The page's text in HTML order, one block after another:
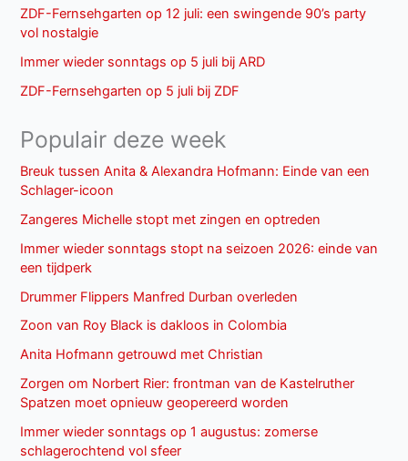
ZDF-Fernsehgarten op 12 juli: een swingende 90’s party
vol nostalgie
Immer wieder sonntags op 5 juli bij ARD
ZDF-Fernsehgarten op 5 juli bij ZDF
Populair deze week
Breuk tussen Anita & Alexandra Hofmann: Einde van een
Schlager-icoon
Zangeres Michelle stopt met zingen en optreden
Immer wieder sonntags stopt na seizoen 2026: einde van
een tijdperk
Drummer Flippers Manfred Durban overleden
Zoon van Roy Black is dakloos in Colombia
Anita Hofmann getrouwd met Christian
Zorgen om Norbert Rier: frontman van de Kastelruther
Spatzen moet opnieuw geopereerd worden
Immer wieder sonntags op 1 augustus: zomerse
schlagerochtend vol sfeer